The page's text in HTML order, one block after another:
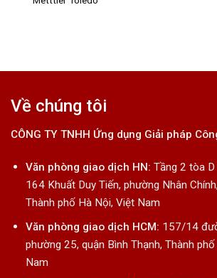
Về chúng tôi
CÔNG TY TNHH Ứng dụng Giải pháp
Văn phòng giao dịch HN: Tầng 2 tòa
164 Khuất Duy Tiến, phường Nhân
Thành phố Hà Nội, Việt Nam
Văn phòng giao dịch HCM: 157/14
phường 25, quận Bình Thạnh, Thành
Nam